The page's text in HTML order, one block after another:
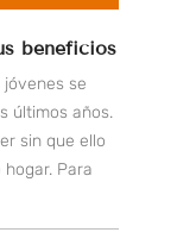
beneficios
se
últimos años.
sin que ello
Para